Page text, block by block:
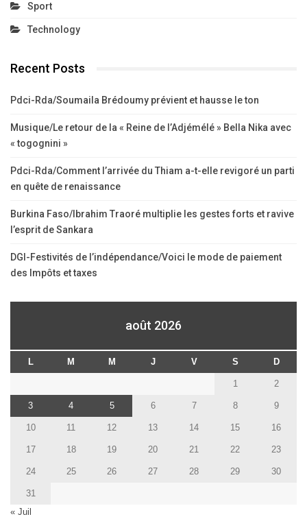
Sport
Technology
Recent Posts
Pdci-Rda/Soumaila Brédoumy prévient et hausse le ton
Musique/Le retour de la « Reine de l’Adjémélé » Bella Nika avec
« togognini »
Pdci-Rda/Comment l’arrivée du Thiam a-t-elle revigoré un parti
en quête de renaissance
Burkina Faso/Ibrahim Traoré multiplie les gestes forts et ravive
l’esprit de Sankara
DGI-Festivités de l’indépendance/Voici le mode de paiement
des Impôts et taxes
août 2026
L M M J V S D
1 2
3 4 5 6 7 8 9
10 11 12 13 14 15 16
17 18 19 20 21 22 23
24 25 26 27 28 29 30
31
« Juil